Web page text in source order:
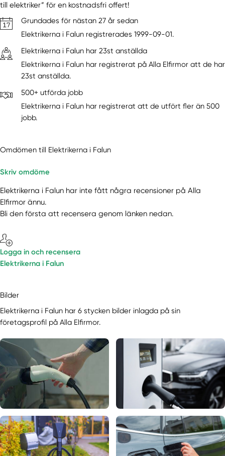
till elektriker” för en kostnadsfri offert!
Grundades för nästan 27 år sedan
Elektrikerna i Falun registrerades 1999-09-01.
Elektrikerna i Falun har 23st anställda
Elektrikerna i Falun har registrerat på Alla Elfirmor att de har
23st anställda.
500+ utförda jobb
Elektrikerna i Falun har registrerat att de utfört fler än 500
jobb.
Omdömen till Elektrikerna i Falun
Skriv omdöme
Elektrikerna i Falun har inte fått några recensioner på Alla
Elfirmor ännu.
Bli den första att recensera genom länken nedan.
Logga in och recensera
Elektrikerna i Falun
Bilder
Elektrikerna i Falun har 6 stycken bilder inlagda på sin
företagsprofil på Alla Elfirmor.